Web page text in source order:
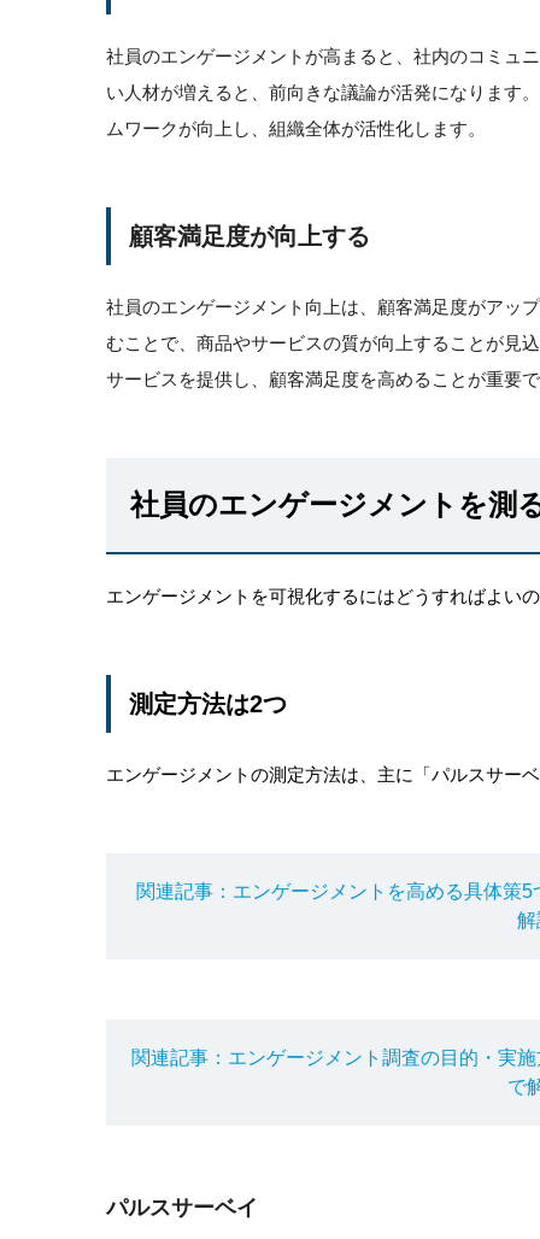
社員のエンゲージメントが高まると、社内のコミュ
い人材が増えると、前向きな議論が活発になります
ムワークが向上し、組織全体が活性化します。
顧客満足度が向上する
社員のエンゲージメント向上は、顧客満足度がアッ
むことで、商品やサービスの質が向上することが見
サービスを提供し、顧客満足度を高めることが重要
社員のエンゲージメントを測
エンゲージメントを可視化するにはどうすればよい
測定方法は2つ
エンゲージメントの測定方法は、主に「パルスサー
関連記事：エンゲージメントを高める具体策
解
関連記事：エンゲージメント調査の目的・実
で
パルスサーベイ